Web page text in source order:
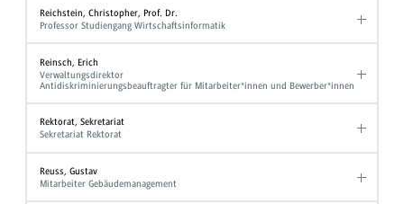
Reichstein, Christopher, Prof. Dr.
Professor Studiengang Wirtschaftsinformatik
Reinsch, Erich
Verwaltungsdirektor
Antidiskriminierungsbeauftragter für Mitarbeiter*innen und Bewerber*innen
Rektorat, Sekretariat
Sekretariat Rektorat
Reuss, Gustav
Mitarbeiter Gebäudemanagement